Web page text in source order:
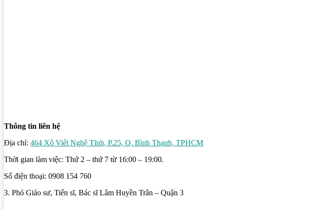
Thông tin liên hệ
Địa chỉ: 464 Xô Viết Nghệ Tĩnh, P.25, Q. Bình Thạnh, TPHCM
Thời gian làm việc: Thứ 2 – thứ 7 từ 16:00 – 19:00.
Số điện thoại: 0908 154 760
3. Phó Giáo sư, Tiến sĩ, Bác sĩ Lâm Huyền Trân – Quận 3